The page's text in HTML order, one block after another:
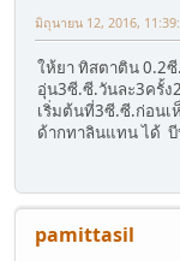
มิถุนายน 12, 2016,
ให้ยา ทิสตาติน 0.2
อุ่น3ซี.ซี.วันละ3ครั้ง
เริ่มต้นที่3ซี.ซี.ก่อนเ
ด้ากทาลินแทน ได้
pamittasil